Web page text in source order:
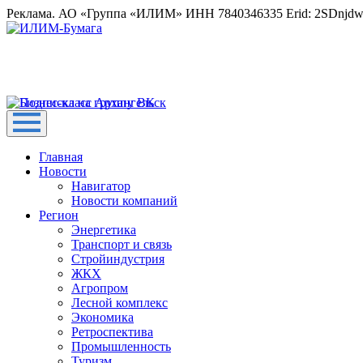
Реклама. АО «Группа «ИЛИМ» ИНН 7840346335 Erid:
Главная
Новости
Навигатор
Новости компаний
Регион
Энергетика
Транспорт и связь
Стройиндустрия
ЖКХ
Агропром
Лесной комплекс
Экономика
Ретроспектива
Промышленность